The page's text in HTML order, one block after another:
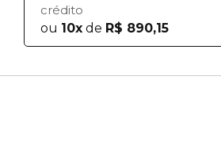
crédito
ou 10x de R$ 890,15